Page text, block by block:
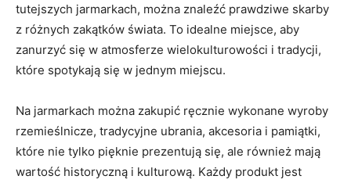
tutejszych jarmarkach, można znaleźć⁢ prawdziwe skarby
z‌ różnych zakątków​ świata. To idealne miejsce,⁣ aby
zanurzyć się ‌w atmosferze wielokulturowości i tradycji,
które‌ spotykają się w jednym miejscu.
Na jarmarkach można zakupić‍ ręcznie wykonane wyroby
rzemieślnicze, tradycyjne⁣ ubrania,‌ akcesoria i pamiątki,⁢
które​ nie‌ tylko pięknie prezentują ​się, ale również mają
wartość historyczną i kulturową. Każdy produkt jest